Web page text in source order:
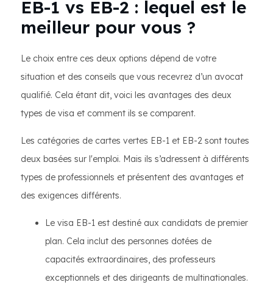
EB-1 vs EB-2 : lequel est le
meilleur pour vous ?
Le choix entre ces deux options dépend de votre
situation et des conseils que vous recevrez d’un avocat
qualifié. Cela étant dit, voici les avantages des deux
types de visa et comment ils se comparent.
Les catégories de cartes vertes EB-1 et EB-2 sont toutes
deux basées sur l'emploi. Mais ils s’adressent à différents
types de professionnels et présentent des avantages et
des exigences différents.
Le visa EB-1 est destiné aux candidats de premier
plan. Cela inclut des personnes dotées de
capacités extraordinaires, des professeurs
exceptionnels et des dirigeants de multinationales.